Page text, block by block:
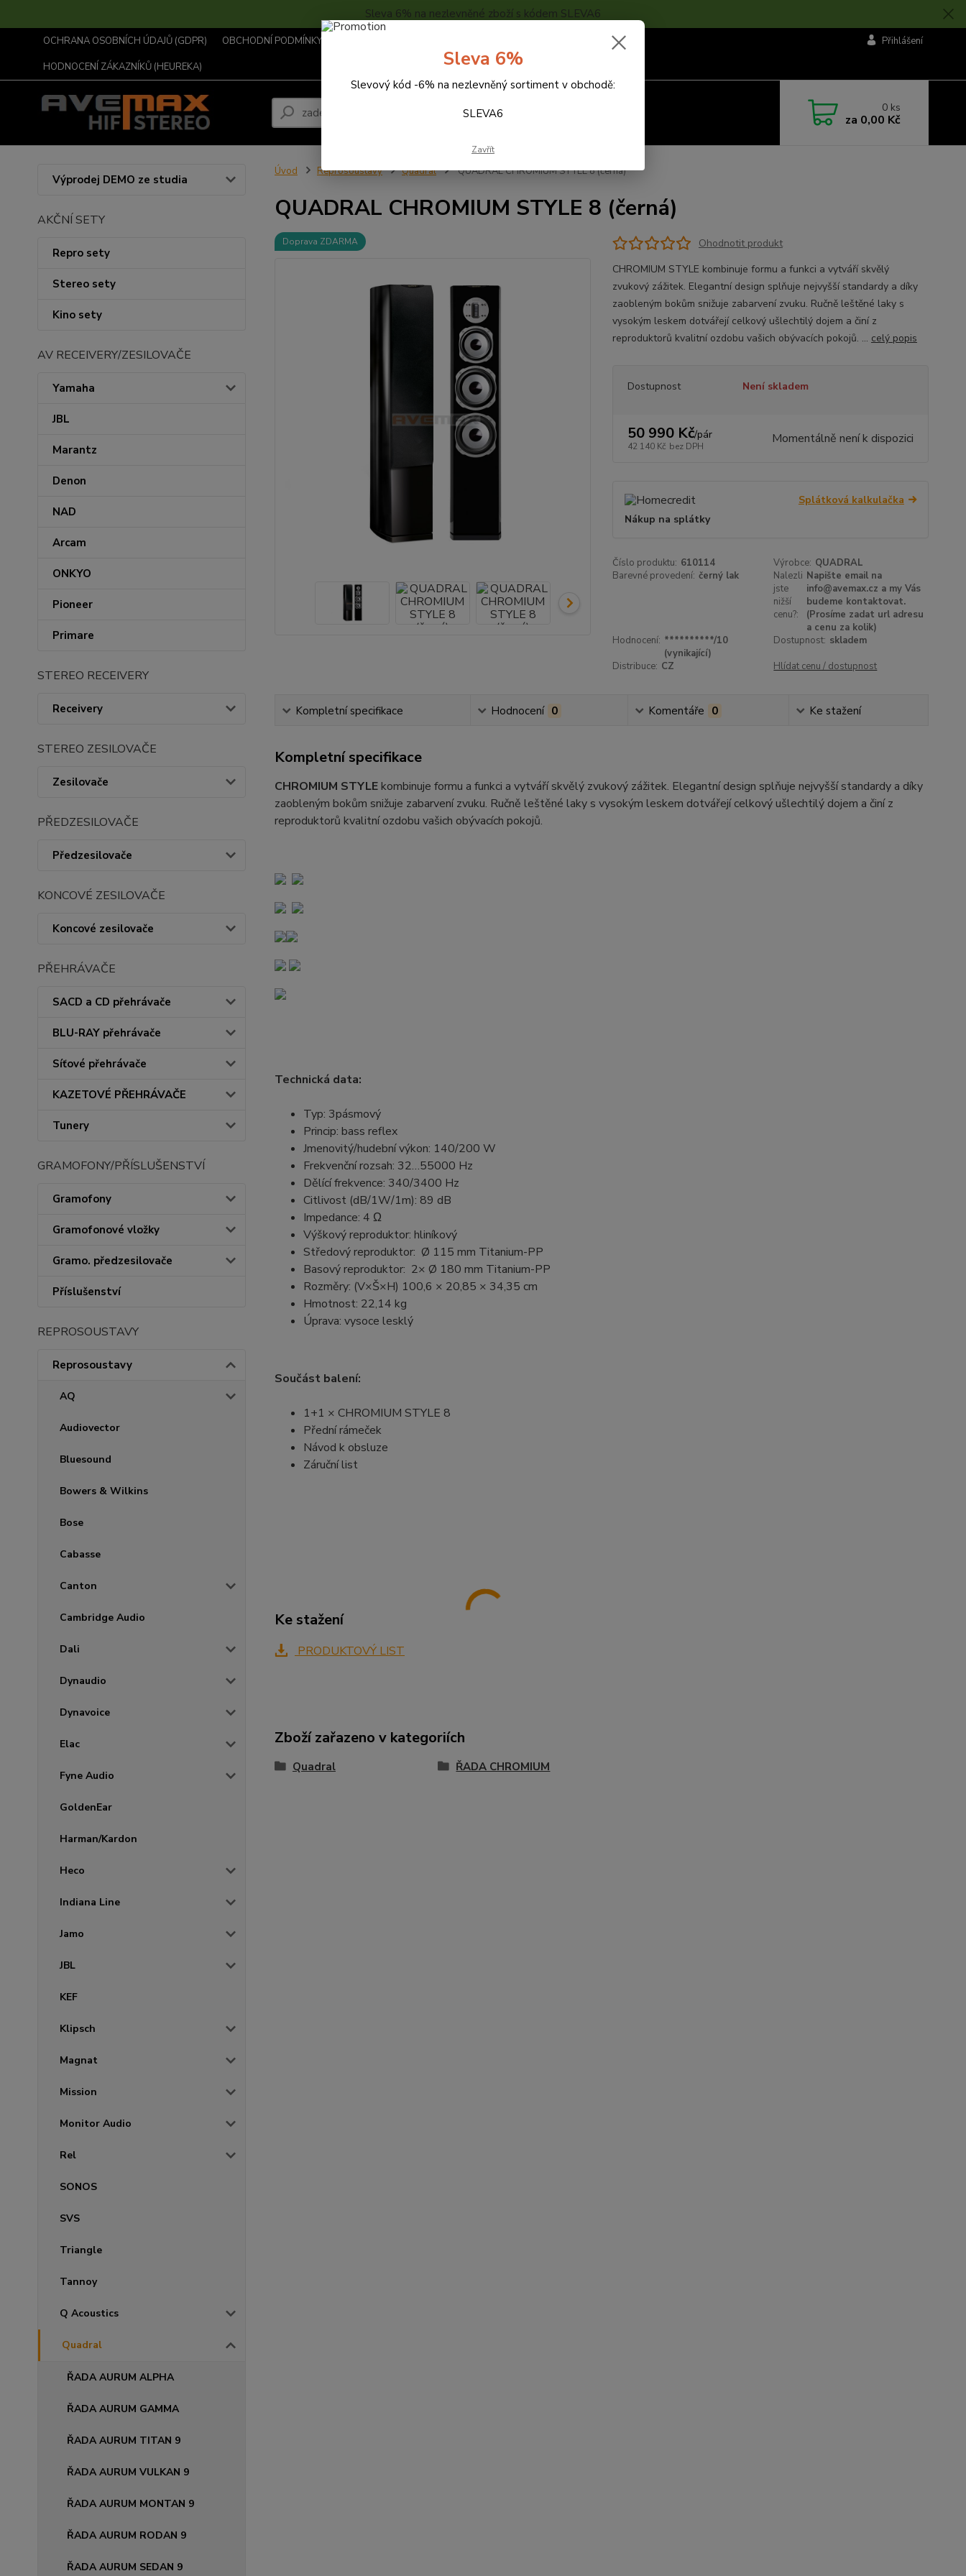
Sleva 6% na nezlevněné zboží s kódem SLEVA6
OCHRANA OSOBNÍCH ÚDAJŮ (GDPR) OBCHODNÍ PODMÍNKY ...
HODNOCENÍ ZÁKAZNÍKŮ (HEUREKA)
Přihlášení
Hledat 0 ks
za 0,00 Kč
Výprodej DEMO ze studia
AKČNÍ SETY
Repro sety
Stereo sety
Kino sety
AV RECEIVERY/ZESILOVAČE
Yamaha
JBL
Marantz
Denon
NAD
Arcam
ONKYO
Pioneer
Primare
STEREO RECEIVERY
Receivery
STEREO ZESILOVAČE
Zesilovače
PŘEDZESILOVAČE
Předzesilovače
KONCOVÉ ZESILOVAČE
Koncové zesilovače
PŘEHRÁVAČE
SACD a CD přehrávače
BLU-RAY přehrávače
Síťové přehrávače
KAZETOVÉ PŘEHRÁVAČE
Tunery
GRAMOFONY/PŘÍSLUŠENSTVÍ
Gramofony
Gramofonové vložky
Gramo. předzesilovače
Příslušenství
REPROSOUSTAVY
Reprosoustavy
AQ
Audiovector
Bluesound
Bowers & Wilkins
Bose
Cabasse
Canton
Cambridge Audio
Dali
Dynaudio
Dynavoice
Elac
Fyne Audio
GoldenEar
Harman/Kardon
Heco
Indiana Line
Jamo
JBL
KEF
Klipsch
Magnat
Mission
Monitor Audio
Rel
SONOS
SVS
Triangle
Tannoy
Q Acoustics
Quadral
ŘADA AURUM ALPHA
ŘADA AURUM GAMMA
ŘADA AURUM TITAN 9
ŘADA AURUM VULKAN 9
ŘADA AURUM MONTAN 9
ŘADA AURUM RODAN 9
ŘADA AURUM SEDAN 9
Úvod Reprosoustavy Quadral QUADRAL CHROMIUM STYLE 8 (černá)
QUADRAL CHROMIUM STYLE 8 (černá)
Doprava ZDARMA
Ohodnotit produkt
CHROMIUM STYLE kombinuje formu a funkci a vytváří skvělý
zvukový zážitek. Elegantní design splňuje nejvyšší standardy a díky
zaobleným bokům snižuje zabarvení zvuku. Ručně leštěné laky s
vysokým leskem dotvářejí celkový ušlechtilý dojem a činí z
reproduktorů kvalitní ozdobu vašich obývacích pokojů. ... celý popis
Dostupnost Není skladem
50 990 Kč/pár
42 140 Kč bez DPH Momentálně není k dispozici
Splátková kalkulačka
Nákup na splátky
Číslo produktu: 610114 Výrobce: QUADRAL
Barevné provedení: černý lak
Nalezli
jste
nižší
cenu?:
Napište email na
info@avemax.cz a my Vás
budeme kontaktovat.
(Prosíme zadat url adresu
a cenu za kolik)
Hodnocení: **********/10
(vynikající)
Dostupnost: skladem
Distribuce: CZ Hlídat cenu / dostupnost
Kompletní specifikace Hodnocení 0 Komentáře 0 Ke stažení
Kompletní specifikace
CHROMIUM STYLEkombinuje formu a funkci a vytváří skvělý zvukový zážitek. Elegantní design splňuje nejvyšší standardy a díky
zaobleným bokům snižuje zabarvení zvuku. Ručně leštěné laky s vysokým leskem dotvářejí celkový ušlechtilý dojem a činí z
reproduktorů kvalitní ozdobu vašich obývacích pokojů.
Technická data:
Typ: 3pásmový
Princip: bass reflex
Jmenovitý/hudební výkon: 140/200 W
Frekvenční rozsah: 32…55000 Hz
Dělící frekvence: 340/3400 Hz
Citlivost (dB/1W/1m): 89 dB
Impedance: 4 Ω
Výškový reproduktor: hliníkový
Středový reproduktor: Ø 115 mm Titanium-PP
Basový reproduktor: 2× Ø 180 mm Titanium-PP
Rozměry: (V×Š×H) 100,6 × 20,85 × 34,35 cm
Hmotnost: 22,14 kg
Úprava: vysoce lesklý
Součást balení:
1+1 × CHROMIUM STYLE 8
Přední rámeček
Návod k obsluze
Záruční list
Ke stažení
PRODUKTOVÝ LIST
Zboží zařazeno v kategoriích
Quadral ŘADA CHROMIUM
Sleva 6%
Slevový kód -6% na nezlevněný sortiment v obchodě:
SLEVA6
Zavřít